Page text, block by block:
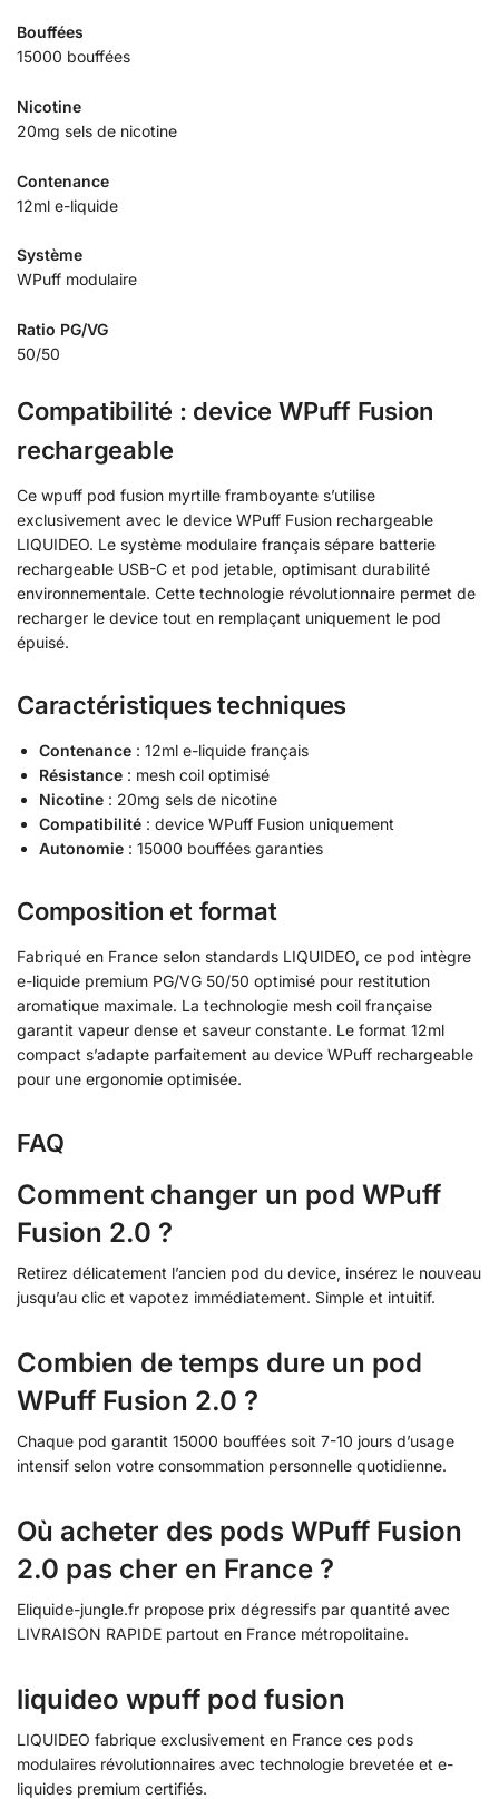
Bouffées
15000 bouffées
Nicotine
20mg sels de nicotine
Contenance
12ml e-liquide
Système
WPuff modulaire
Ratio PG/VG
50/50
Compatibilité : device WPuff Fusion
rechargeable
Ce wpuff pod fusion myrtille framboyante s’utilise
exclusivement avec le device WPuff Fusion rechargeable
LIQUIDEO. Le système modulaire français sépare batterie
rechargeable USB-C et pod jetable, optimisant durabilité
environnementale. Cette technologie révolutionnaire permet de
recharger le device tout en remplaçant uniquement le pod
épuisé.
Caractéristiques techniques
Contenance : 12ml e-liquide français
Résistance : mesh coil optimisé
Nicotine : 20mg sels de nicotine
Compatibilité : device WPuff Fusion uniquement
Autonomie : 15000 bouffées garanties
Composition et format
Fabriqué en France selon standards LIQUIDEO, ce pod intègre
e-liquide premium PG/VG 50/50 optimisé pour restitution
aromatique maximale. La technologie mesh coil française
garantit vapeur dense et saveur constante. Le format 12ml
compact s’adapte parfaitement au device WPuff rechargeable
pour une ergonomie optimisée.
FAQ
Comment changer un pod WPuff
Fusion 2.0 ?
Retirez délicatement l’ancien pod du device, insérez le nouveau
jusqu’au clic et vapotez immédiatement. Simple et intuitif.
Combien de temps dure un pod
WPuff Fusion 2.0 ?
Chaque pod garantit 15000 bouffées soit 7-10 jours d’usage
intensif selon votre consommation personnelle quotidienne.
Où acheter des pods WPuff Fusion
2.0 pas cher en France ?
Eliquide-jungle.fr propose prix dégressifs par quantité avec
LIVRAISON RAPIDE partout en France métropolitaine.
liquideo wpuff pod fusion
LIQUIDEO fabrique exclusivement en France ces pods
modulaires révolutionnaires avec technologie brevetée et e-
liquides premium certifiés.